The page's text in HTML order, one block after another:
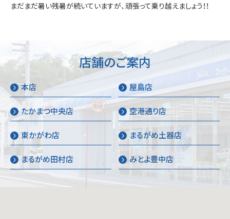
まだまだ暑い残暑が続いていますが、頑張って乗り越えましょう！！
店舗のご案内
本店 屋島店
たかまつ中央店 空港通り店
東かがわ店 まるがめ土器店
まるがめ田村店 みとよ豊中店